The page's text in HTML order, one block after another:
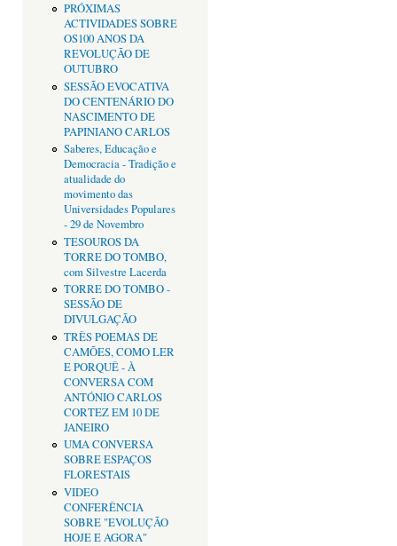
PRÓXIMAS
ACTIVIDADES SOBRE
OS100 ANOS DA
REVOLUÇÃO DE
OUTUBRO
SESSÃO EVOCATIVA
DO CENTENÁRIO DO
NASCIMENTO DE
PAPINIANO CARLOS
Saberes, Educação e
Democracia - Tradição e
atualidade do
movimento das
Universidades Populares
- 29 de Novembro
TESOUROS DA
TORRE DO TOMBO,
com Silvestre Lacerda
TORRE DO TOMBO -
SESSÃO DE
DIVULGAÇÃO
TRÊS POEMAS DE
CAMÕES, COMO LER
E PORQUÊ - À
CONVERSA COM
ANTÓNIO CARLOS
CORTEZ EM 10 DE
JANEIRO
UMA CONVERSA
SOBRE ESPAÇOS
FLORESTAIS
VIDEO
CONFERÊNCIA
SOBRE "EVOLUÇÃO
HOJE E AGORA"